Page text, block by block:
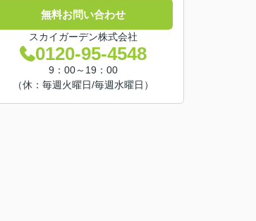
無料お問い合わせ
スカイガーデン株式会社
0120-95-4548
9：00～19：00
（休：毎週火曜日/毎週水曜日）